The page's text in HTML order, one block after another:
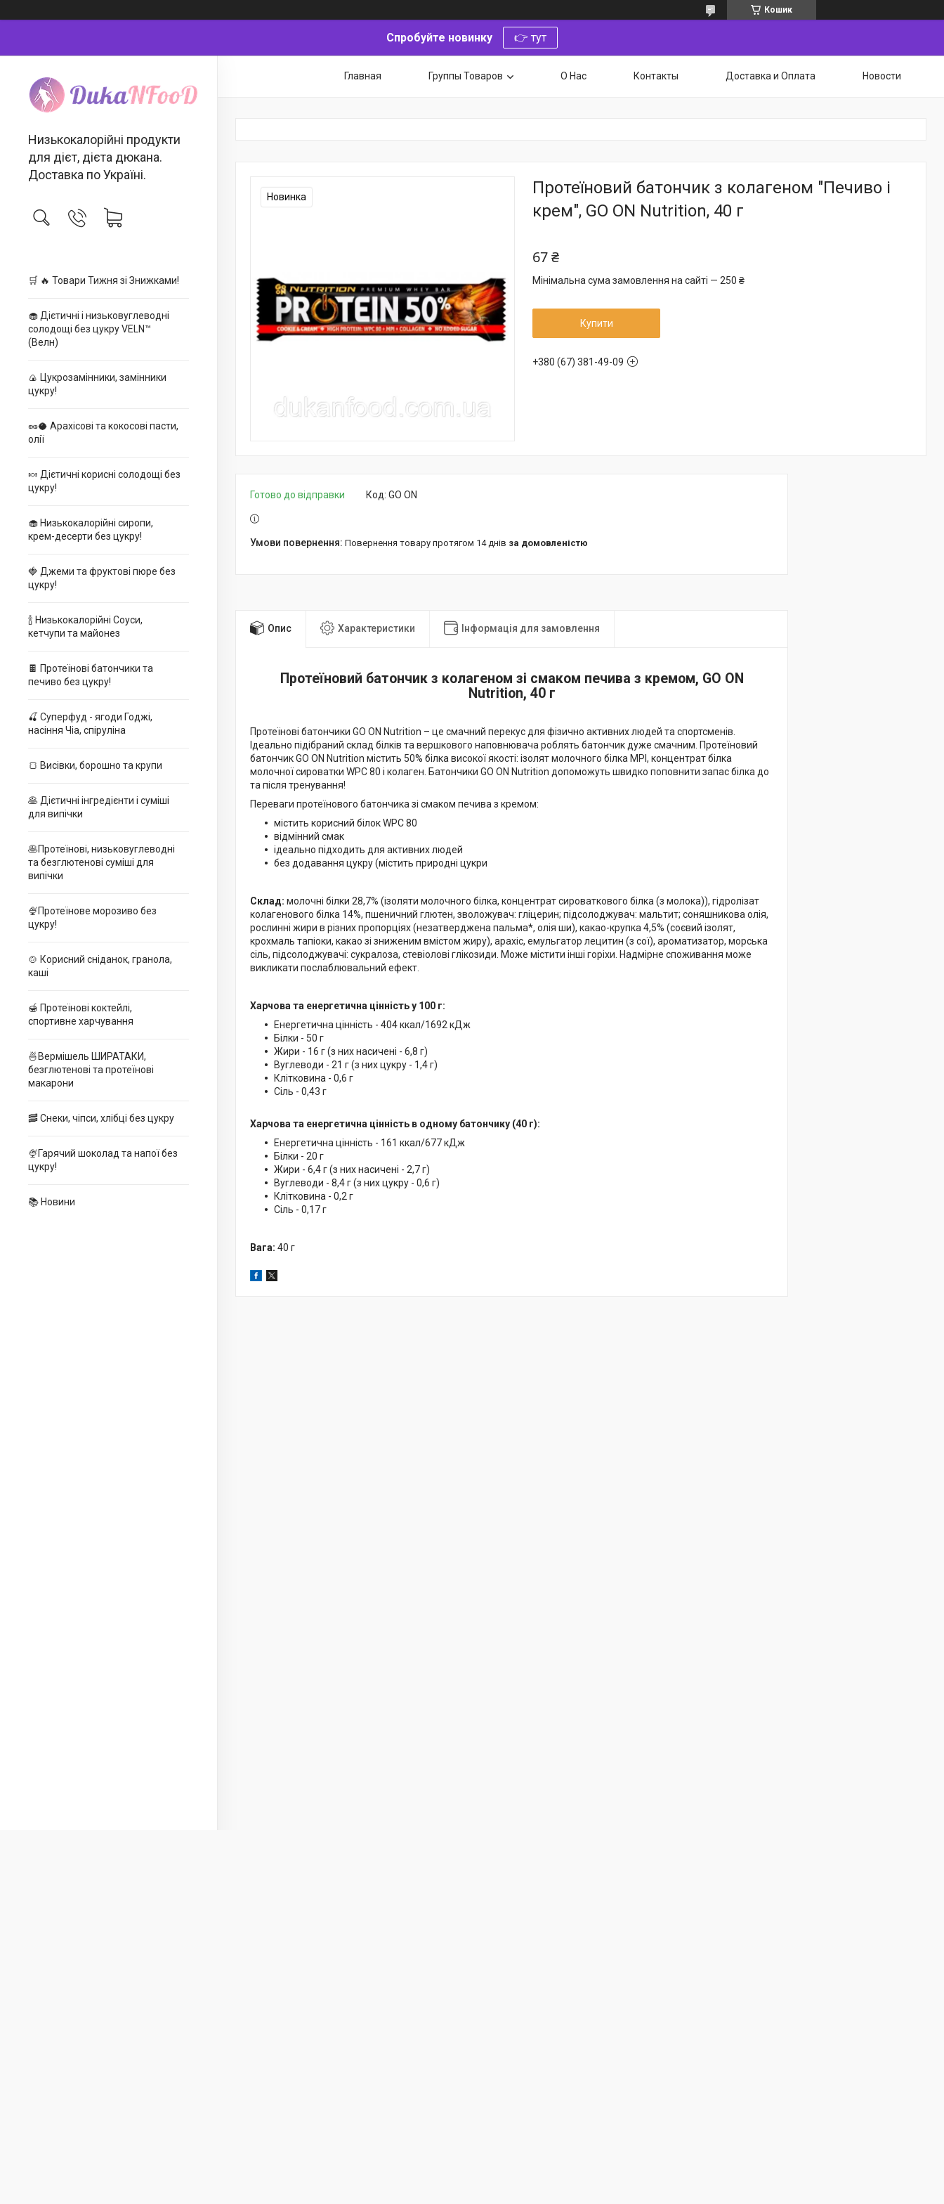
Кошик
Спробуйте новинку 👉 тут
Низькокалорійні продукти
для дієт, дієта дюкана.
Доставка по Україні.
🛒 🔥 Товари Тижня зі Знижками!
🧁 Дієтичні і низьковуглеводні
солодощі без цукру VELN™
(Велн)
🍙 Цукрозамінники, замінники
цукру!
🥜🥥 Арахісові та кокосові пасти,
олії
🍬 Дієтичні корисні солодощі без
цукру!
🧁 Низькокалорійні сиропи,
крем-десерти без цукру!
🍓 Джеми та фруктові пюре без
цукру!
🍾 Низькокалорійні Соуси,
кетчупи та майонез
🍫 Протеїнові батончики та
печиво без цукру!
🍒 Суперфуд - ягоди Годжі,
насіння Чіа, спіруліна
🍞 Висівки, борошно та крупи
🥞 Дієтичні інгредієнти і суміші
для випічки
🥞Протеїнові, низьковуглеводні
та безглютенові суміші для
випічки
🍨Протеїнове морозиво без
цукру!
🍲 Корисний сніданок, гранола,
каші
🍯 Протеїнові коктейлі,
спортивне харчування
🍜Вермішель ШИРАТАКИ,
безглютенові та протеїнові
макарони
🥓 Снеки, чіпси, хлібці без цукру
🍨Гарячий шоколад та напої без
цукру!
📚 Новини
Главная Группы Товаров О Нас Контакты Доставка и Оплата Новости
Новинка
Протеїновий батончик з колагеном "Печиво і
крем", GO ON Nutrition, 40 г
67 ₴
Мінімальна сума замовлення на сайті — 250 ₴
Купити
+380 (67) 381-49-09
Готово до відправки Код: GO ON
повернення товару протягом 14 днів за домовленістю
Опис Характеристики Інформація для замовлення
Протеїновий батончик з колагеном зі смаком печива з кремом, GO ON
Nutrition, 40 г
Протеїнові батончики GO ON Nutrition – це смачний перекус для фізично активних людей та спортсменів.
Ідеально підібраний склад білків та вершкового наповнювача роблять батончик дуже смачним. Протеїновий
батончик GO ON Nutrition містить 50% білка високої якості: ізолят молочного білка MPI, концентрат білка
молочної сироватки WPC 80 і колаген. Батончики GO ON Nutrition допоможуть швидко поповнити запас білка до
та після тренування!
Переваги протеїнового батончика зі смаком печива з кремом:
містить корисний білок WPC 80
відмінний смак
ідеально підходить для активних людей
без додавання цукру (містить природні цукри
Склад: молочні білки 28,7% (ізоляти молочного білка, концентрат сироваткового білка (з молока)), гідролізат
колагенового білка 14%, пшеничний глютен, зволожувач: гліцерин; підсолоджувач: мальтит; соняшникова олія,
рослинні жири в різних пропорціях (незатверджена пальма*, олія ши), какао-крупка 4,5% (соєвий ізолят,
крохмаль тапіоки, какао зі зниженим вмістом жиру), арахіс, емульгатор лецитин (з сої), ароматизатор, морська
сіль, підсолоджувачі: сукралоза, стевіолові глікозиди. Може містити інші горіхи. Надмірне споживання може
викликати послаблювальний ефект.
Харчова та енергетична цінність у 100 г:
Енергетична цінність - 404 ккал/1692 кДж
Білки - 50 г
Жири - 16 г (з них насичені - 6,8 г)
Вуглеводи - 21 г (з них цукру - 1,4 г)
Клітковина - 0,6 г
Сіль - 0,43 г
Харчова та енергетична цінність в одному батончику (40 г):
Енергетична цінність - 161 ккал/677 кДж
Білки - 20 г
Жири - 6,4 г (з них насичені - 2,7 г)
Вуглеводи - 8,4 г (з них цукру - 0,6 г)
Клітковина - 0,2 г
Сіль - 0,17 г
Вага: 40 г